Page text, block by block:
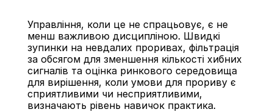
Управління, коли це не спрацьовує, є не
менш важливою дисципліною. Швидкі
зупинки на невдалих проривах, фільтрація
за обсягом для зменшення кількості хибних
сигналів та оцінка ринкового середовища
для вирішення, коли умови для прориву є
сприятливими чи несприятливими,
визначають рівень навичок практика.